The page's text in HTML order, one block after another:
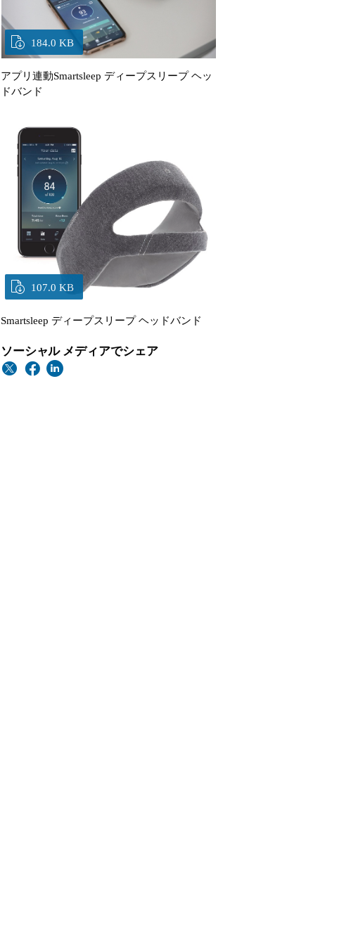
184.0 KB
アプリ連動Smartsleep ディープスリープ ヘッ
ドバンド
107.0 KB
Smartsleep ディープスリープ ヘッドバンド
ソーシャル メディアでシェア